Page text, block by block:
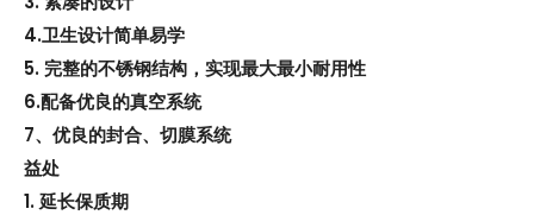
4.卫生设计简单易学
5. 完整的不锈钢结构，实现最大最小耐用性
6.配备优良的真空系统
7、优良的封合、切膜系统
益处
1. 延长保质期